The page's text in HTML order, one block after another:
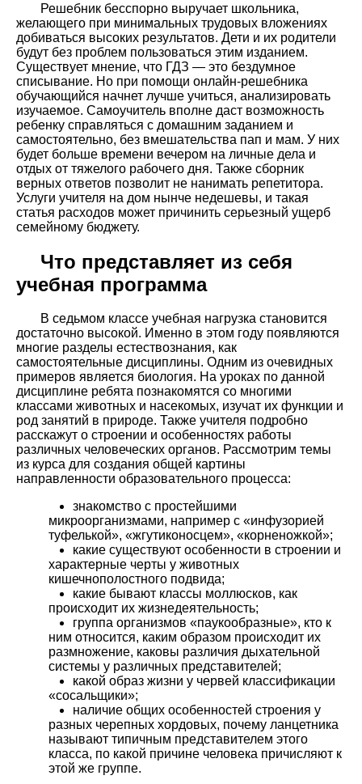
Решебник бесспорно выручает школьника,
желающего при минимальных трудовых вложениях
добиваться высоких результатов. Дети и их родители
будут без проблем пользоваться этим изданием.
Существует мнение, что ГДЗ — это бездумное
списывание. Но при помощи онлайн-решебника
обучающийся начнет лучше учиться, анализировать
изучаемое. Самоучитель вполне даст возможность
ребенку справляться с домашним заданием и
самостоятельно, без вмешательства пап и мам. У них
будет больше времени вечером на личные дела и
отдых от тяжелого рабочего дня. Также сборник
верных ответов позволит не нанимать репетитора.
Услуги учителя на дом нынче недешевы, и такая
статья расходов может причинить серьезный ущерб
семейному бюджету.
Что представляет из себя
учебная программа
В седьмом классе учебная нагрузка становится
достаточно высокой. Именно в этом году появляются
многие разделы естествознания, как
самостоятельные дисциплины. Одним из очевидных
примеров является биология. На уроках по данной
дисциплине ребята познакомятся со многими
классами животных и насекомых, изучат их функции и
род занятий в природе. Также учителя подробно
расскажут о строении и особенностях работы
различных человеческих органов. Рассмотрим темы
из курса для создания общей картины
направленности образовательного процесса:
знакомство с простейшими
микроорганизмами, например с «инфузорией
туфелькой», «жгутиконосцем», «корненожкой»;
какие существуют особенности в строении и
характерные черты у животных
кишечнополостного подвида;
какие бывают классы моллюсков, как
происходит их жизнедеятельность;
группа организмов «паукообразные», кто к
ним относится, каким образом происходит их
размножение, каковы различия дыхательной
системы у различных представителей;
какой образ жизни у червей классификации
«сосальщики»;
наличие общих особенностей строения у
разных черепных хордовых, почему ланцетника
называют типичным представителем этого
класса, по какой причине человека причисляют к
этой же группе.